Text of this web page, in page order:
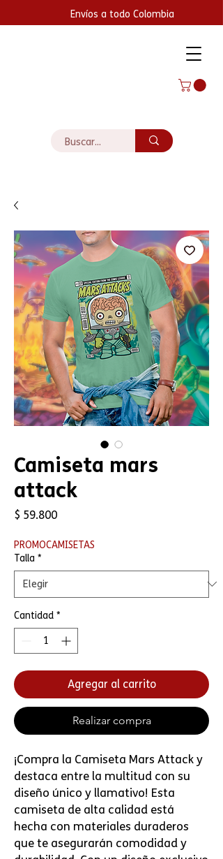
Envíos a todo Colombia
Camiseta mars
attack
$ 59.800Precio
PROMOCAMISETAS
Talla *
Cantidad *
Agregar al carrito
Realizar compra
¡Compra la Camiseta Mars Attack y
destaca entre la multitud con su
diseño único y llamativo! Esta
camiseta de alta calidad está
hecha con materiales duraderos
que te asegurarán comodidad y